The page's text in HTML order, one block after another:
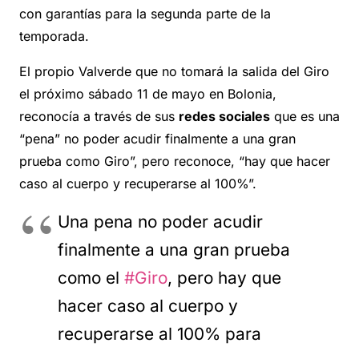
con garantías para la segunda parte de la
temporada.
El propio Valverde que no tomará la salida del Giro
el próximo sábado 11 de mayo en Bolonia,
reconocía a través de sus redes sociales que es una
“pena” no poder acudir finalmente a una gran
prueba como Giro”, pero reconoce, “hay que hacer
caso al cuerpo y recuperarse al 100%”.
Una pena no poder acudir
finalmente a una gran prueba
como el #Giro, pero hay que
hacer caso al cuerpo y
recuperarse al 100% para